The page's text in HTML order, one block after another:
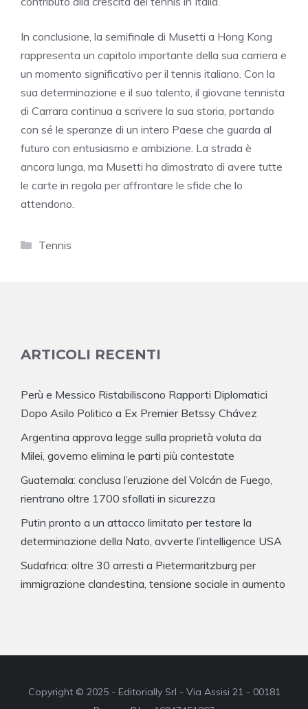
In conclusione, la semifinale di Musetti a Hong Kong
rappresenta un capitolo importante della sua carriera e
un momento significativo per il tennis italiano. Con la
sua determinazione e il suo talento, il giovane tennista
di Carrara continua a scrivere la sua storia, portando
con sé le speranze di un intero Paese che guarda al
futuro con entusiasmo e ambizione. La strada è
ancora lunga, ma Musetti ha dimostrato di avere tutte
le carte in regola per affrontare le sfide che lo
attendono.
Categorie
Tennis
ARTICOLI RECENTI
Perù e Messico Ristabiliscono Rapporti Diplomatici
Dopo Asilo Politico a Ex Premier Betssy Chávez
Argentina approva legge sulla proprietà voluta da
Milei, governo elimina le parti più contestate
Guatemala: conclusa l’eruzione del Volcán de Fuego,
rientrano oltre 1700 sfollati in sicurezza
Putin pronto a un attacco limitato per testare la
determinazione della Nato, avverte l’intelligence USA
Sudafrica: oltre 30 arresti a Pietermaritzburg per
immigrazione clandestina, tensione sociale in aumento
Copyright © 2025 - Editorially Srl - Via Assisi 21 - 00181